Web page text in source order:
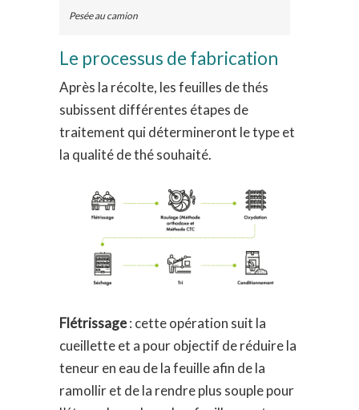
Pesée au camion
Le processus de fabrication
Après la récolte, les feuilles de thés
subissent différentes étapes de
traitement qui détermineront le type et
la qualité de thé souhaité.
Flétrissage: cette opération suit la
cueillette et a pour objectif de réduire la
teneur en eau de la feuille afin de la
ramollir et de la rendre plus souple pour